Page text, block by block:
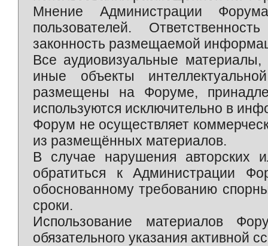
Мнение Администрации
пользователей.
законность размещаемой
Все аудиовизуальные
иные объекты
размещены на Форуме,
используются исключительно в
Форум не осуществляет
из размещённых материалов.
В случае нарушения авторских
обратиться к Администрации
обоснованному требованию
сроки.
Использование материалов
обязательного указания активной